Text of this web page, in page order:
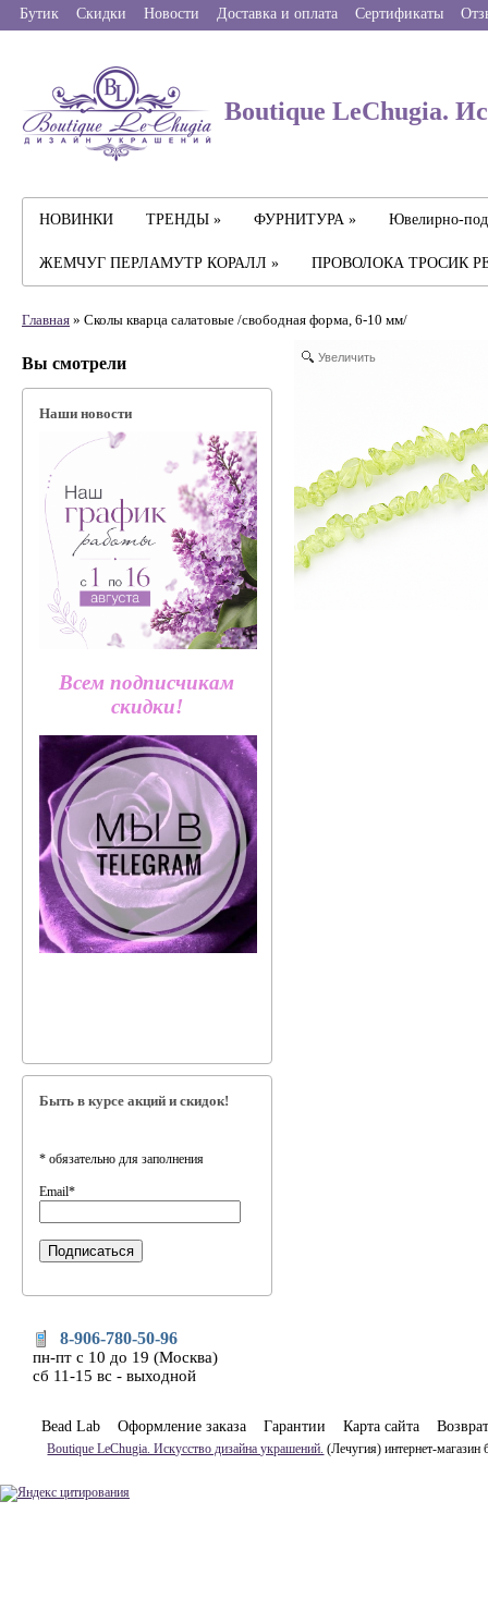
Бутик Скидки Новости Доставка и оплата Сертификаты
Boutique LeChugia.
НОВИНКИ ТРЕНДЫ » ФУРНИТУРА » Ювелирно-
ЖЕМЧУГ ПЕРЛАМУТР КОРАЛЛ » ПРОВОЛОКА ТРОСИК
Главная » Сколы кварца салатовые /свободная форма, 6-10 мм/
Вы смотрели
Наши новости
Всем подписчикам
скидки!
Быть в курсе акций и скидок!
* обязательно для заполнения
Email*
Увеличить
8-906-780-50-96
пн-пт с 10 до 19 (Москва)
сб 11-15 вс - выходной
Bead Lab Оформление заказа Гарантии Карта сайта Возврат
Boutique LeChugia. Искусство дизайна украшений. (Лечугия) интернет-